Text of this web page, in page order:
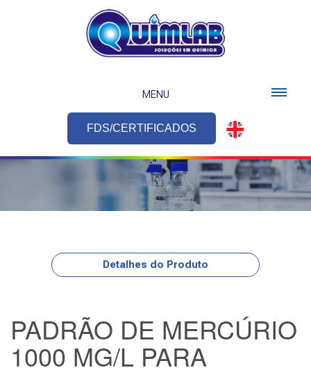
MENU
FDS/CERTIFICADOS
Detalhes do Produto
PADRÃO DE MERCÚRIO
1000 MG/L PARA